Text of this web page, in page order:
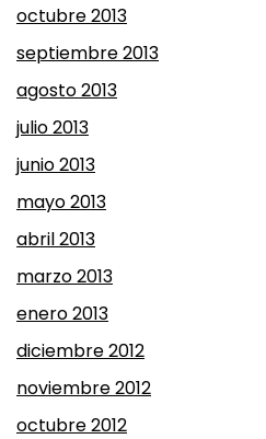
octubre 2013
septiembre 2013
agosto 2013
julio 2013
junio 2013
mayo 2013
abril 2013
marzo 2013
enero 2013
diciembre 2012
noviembre 2012
octubre 2012